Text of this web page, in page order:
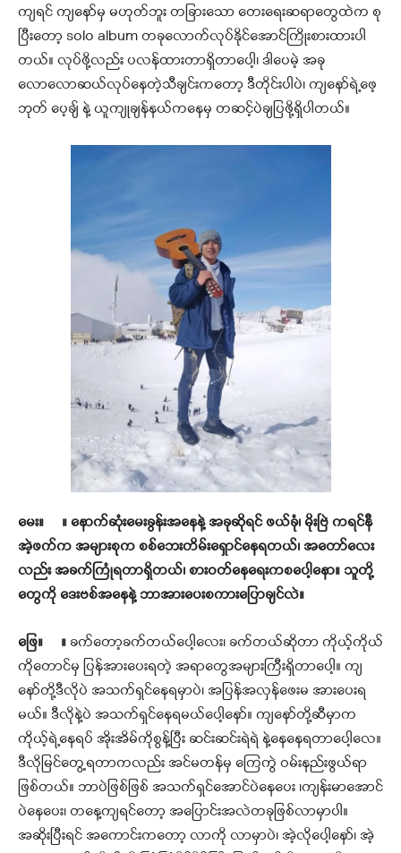
ကျရင် ကျနော်မှ မဟုတ်ဘူး တခြားသော တေးရေးဆရာတွေထဲက စု
ပြီးတော့ solo album တခုလောက်လုပ်နိုင်အောင်ကြိုးစားထားပါ
တယ်။ လုပ်ဖို့လည်း ပလန်ထားတာရှိတာပေါ့၊ ဒါပေမဲ့ အခု
လောလောဆယ်လုပ်နေတဲ့သီချင်းကတော့ ဒီတိုင်းပါပဲ၊ ကျနော်ရဲ့ဖေ့
ဘုတ် ပေ့ချ် နဲ့ ယူကျုချန်နယ်ကနေမှ တဆင့်ပဲချပြဖို့ရှိပါတယ်။
မေး။ ။နောက်ဆုံးမေးခွန်းအနေနဲ့ အခုဆိုရင် ဖယ်ခုံ၊မိုးဗြဲ ကရင်နီ
အဲ့ဖက်ကအများစုက စစ်ဘေးတိမ်းရှောင်နေရတယ်၊ အတော်လေး
လည်း အခက်ကြုံရတာရှိတယ်၊ စားဝတ်နေရေးကစပေါ့နော။ သူတို့
တွေကို ဒေးဗစ်အနေနဲ့ ဘာအားပေးစကားပြောချင်လဲ။
ဖြေ။ ။ ခက်တော့ခက်တယ်ပေါ့လေး၊ ခက်တယ်ဆိုတာ ကိုယ့်ကိုယ်
ကိုတောင်မှ ပြန်အားပေးရတဲ့ အရာတွေအများကြီးရှိတာပေါ့။ ကျ
နော်တို့ဒီလိုပဲ အသက်ရှင်နေရမှာပဲ၊ အပြန်အလှန်ဖေးမ အားပေးရ
မယ်။ ဒီလိုနဲ့ပဲ အသက်ရှင်နေရမယ်ပေါ့နော်။ ကျနော်တို့ဆီမှာက
ကိုယ့်ရဲ့နေရပ် အိုးအိမ်ကိုစွန့်ပြီး ဆင်းဆင်းရဲရဲ နဲ့နေနေရတာပေါ့လေ။
ဒီလိုမြင်တွေ့ရတာကလည်း အင်မတန်မှ ကြေကွဲ ဝမ်းနည်းဖွယ်ရာ
ဖြစ်တယ်။ ဘာပဲဖြစ်ဖြစ် အသက်ရှင်အောင်ပဲနေပေး ၊ကျန်းမာအောင်
ပဲနေပေး၊ တနေ့ကျရင်တော့ အပြောင်းအလဲတခုဖြစ်လာမှာပါ။
အဆိုးပြီးရင် အကောင်းကတော့ လာကို လာမှာပဲ၊ အဲ့လိုပေါ့နော်၊ အဲ့